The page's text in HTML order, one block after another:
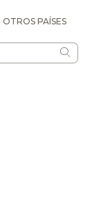
OTROS PAÍSES